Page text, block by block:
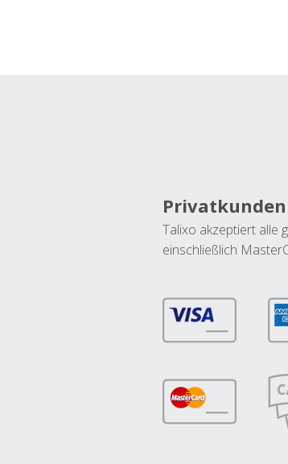
Privatkunden
Talixo akzeptiert alle
einschließlich